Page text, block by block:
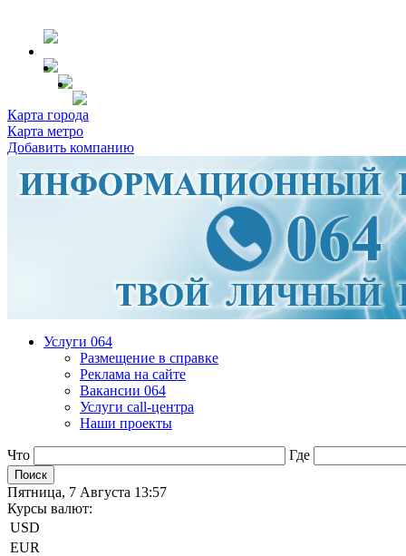
Карта города
Карта метро
Добавить компанию
Услуги 064
Размещение в справке
Реклама на сайте
Вакансии 064
Услуги call-центра
Наши проекты
Что Где
Пятница, 7 Августа 13:57
Курсы валют:
USD
EUR